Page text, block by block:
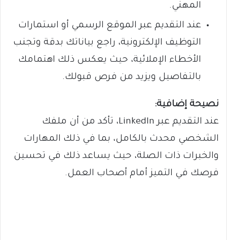
المهني.
عند التقديم عبر الموقع الرسمي أو استمارات
التوظيف الإلكترونية، راجع بياناتك بدقة وتجنب
الأخطاء الإملائية، حيث يعكس ذلك اهتمامك
بالتفاصيل ويزيد من فرص قبولك.
نصيحة إضافية:
عند التقديم عبر LinkedIn، تأكد من أن ملفك
الشخصي محدث بالكامل، بما في ذلك المهارات
والخبرات ذات الصلة، حيث يساعد ذلك في تحسين
فرصك في التميز أمام أصحاب العمل.